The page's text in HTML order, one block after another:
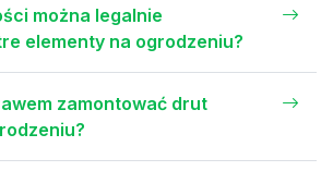
można legalnie
elementy na ogrodzeniu?
zamontować drut